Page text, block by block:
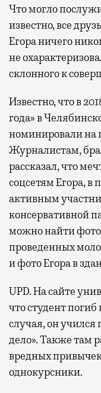
Что могло
известно, все
Егора ничего
не
склонного к
Известно, что в
года» в
номинировали на
Журналистам,
рассказал, что
соцсетям Егора, в
активным
консервативной
можно найти
проведенных
и фото Егора в
UPD. На сайте
что студент погиб
случая, он
дело». Также там
вредных
однокурсники.